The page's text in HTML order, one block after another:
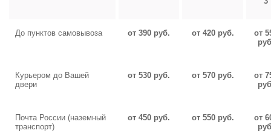
До пунктов самовывоза от 390 руб. от 420 руб.
от
Курьером до Вашей
двери
от 530 руб. от 570 руб.
от
Почта России (наземный
транспорт)
от 450 руб. от 550 руб.
от